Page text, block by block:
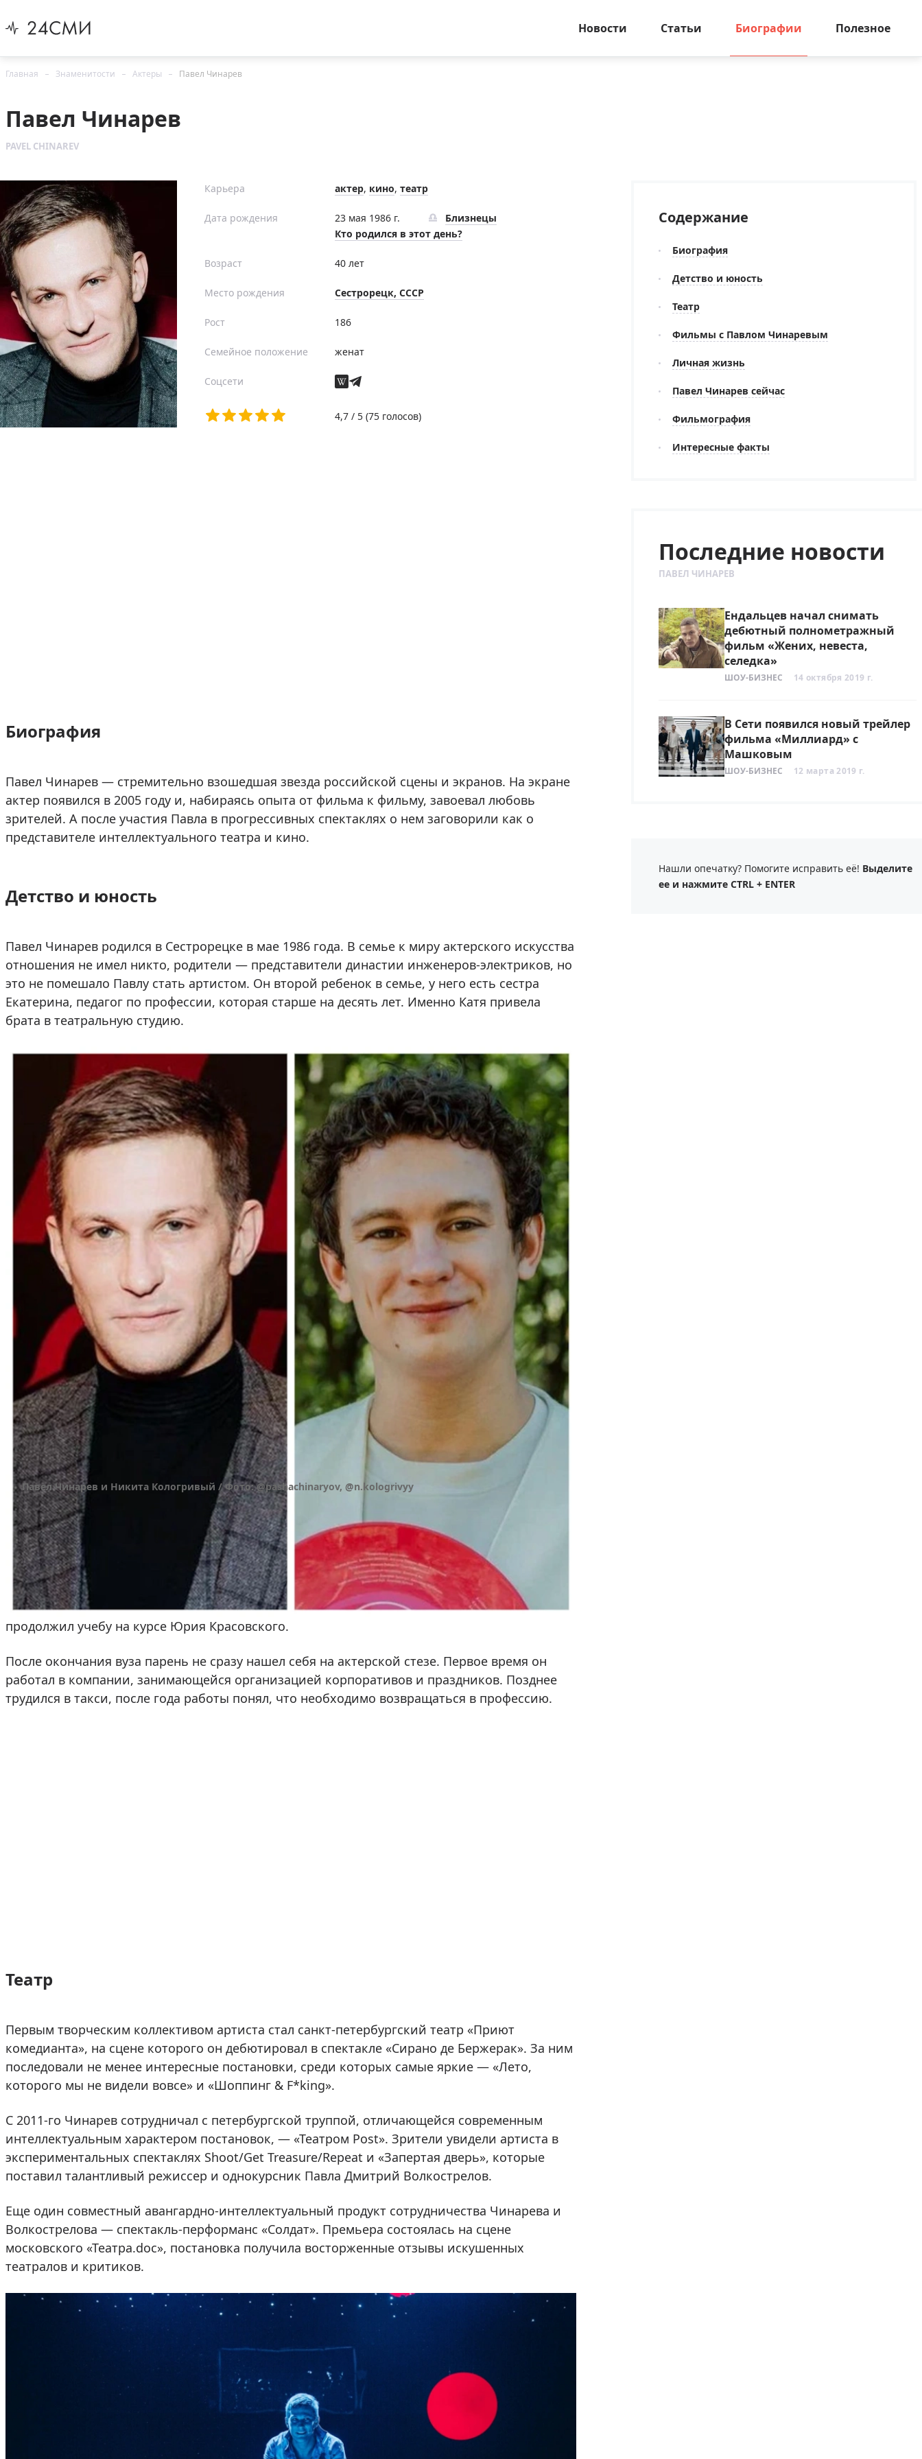
Новости Статьи Биографии Полезное
Главная Знаменитости Актеры Павел Чинарев
Павел Чинарев
PAVEL CHINAREV
Карьера актер, кино, театр
Дата рождения 23 мая 1986 г.
Близнецы
Кто родился в этот день?
Возраст 40 лет
Место рождения Сестрорецк, СССР
Рост 186
Семейное положение женат
Соцсети
4,7 / 5 (75 голосов)
Биография
Павел Чинарев — стремительно взошедшая звезда российской сцены и экранов. На экране
актер появился в 2005 году и, набираясь опыта от фильма к фильму, завоевал любовь
зрителей. А после участия Павла в прогрессивных спектаклях о нем заговорили как о
представителе интеллектуального театра и кино.
Детство и юность
Павел Чинарев родился в Сестрорецке в мае 1986 года. В семье к миру актерского искусства
отношения не имел никто, родители — представители династии инженеров-электриков, но
это не помешало Павлу стать артистом. Он второй ребенок в семье, у него есть сестра
Екатерина, педагог по профессии, которая старше на десять лет. Именно Катя привела
брата в театральную студию.
Павел Чинарев и Никита Кологривый / Фото: @pashachinaryov, @n.kologrivyy
После окончания школы Чинарев поступил в Санкт-Петербургскую государственную
академию театрального искусства. Учился на курсе знаменитогоЛьва Додина, открывшего
и подарившего стране не одну звезду кинематографа и сцены. После четвертого курса и
академического отпуска, во время которого Павел решил освоить профессию бармена, он
продолжил учебу на курсе Юрия Красовского.
После окончания вуза парень не сразу нашел себя на актерской стезе. Первое время он
работал в компании, занимающейся организацией корпоративов и праздников. Позднее
трудился в такси, после года работы понял, что необходимо возвращаться в профессию.
Театр
Первым творческим коллективом артиста стал санкт-петербургский театр «Приют
комедианта», на сцене которого он дебютировал в спектакле «Сирано де Бержерак». За ним
последовали не менее интересные постановки, среди которых самые яркие — «Лето,
которого мы не видели вовсе» и «Шоппинг & F*king».
С 2011-го Чинарев сотрудничал с петербургской труппой, отличающейся современным
интеллектуальным характером постановок, — «Театром Post». Зрители увидели артиста в
экспериментальных спектаклях Shoot/Get Treasure/Repeat и «Запертая дверь», которые
поставил талантливый режиссер и однокурсник Павла Дмитрий Волкострелов.
Еще один совместный авангардно-интеллектуальный продукт сотрудничества Чинарева и
Волкострелова — спектакль-перформанс «Солдат». Премьера состоялась на сцене
московского «Театра.doc», постановка получила восторженные отзывы искушенных
театралов и критиков.
Содержание
Биография
Детство и юность
Театр
Фильмы с Павлом Чинаревым
Личная жизнь
Павел Чинарев сейчас
Фильмография
Интересные факты
Последние новости
ПАВЕЛ ЧИНАРЕВ
Ендальцев начал снимать
дебютный полнометражный
фильм «Жених, невеста,
селедка»
ШОУ-БИЗНЕС 14 октября 2019 г.
В Сети появился новый трейлер
фильма «Миллиард» с
Машковым
ШОУ-БИЗНЕС 12 марта 2019 г.
Нашли опечатку? Помогите исправить её! Выделите
ее и нажмите CTRL + ENTER